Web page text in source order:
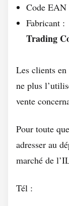
Code
Trading
Les clients
ne plus
vente
Pour toute
adresser au
marché de
Tél :